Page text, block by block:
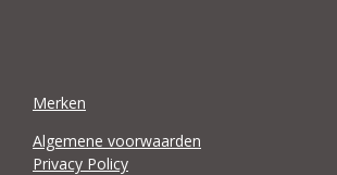
Merken
Algemene voorwaarden
Privacy Policy